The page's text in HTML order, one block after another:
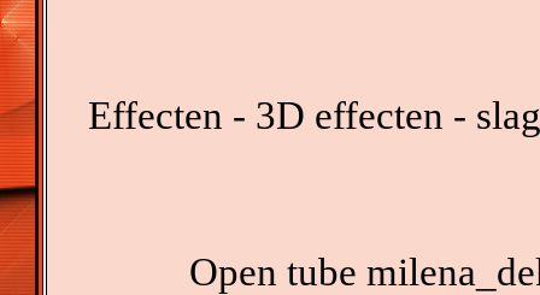
Effecten - 3D effecten -
Open tube